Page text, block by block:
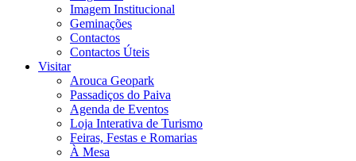
Imagem Institucional
Geminações
Contactos
Contactos Úteis
Visitar
Arouca Geopark
Passadiços do Paiva
Agenda de Eventos
Loja Interativa de Turismo
Feiras, Festas e Romarias
À Mesa